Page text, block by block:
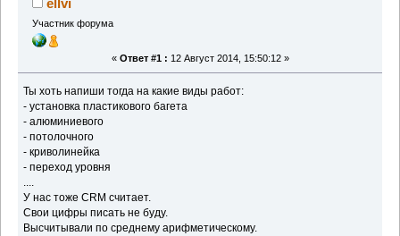
ellvi
Участник форума
« Ответ #1 : 12 Август 2014, 15:50:12 »
Ты хоть напиши тогда на какие виды работ:
- установка пластикового багета
- алюминиевого
- потолочного
- криволинейка
- переход уровня
....
У нас тоже CRM считает.
Свои цифры писать не буду.
Высчитывали по среднему арифметическому.